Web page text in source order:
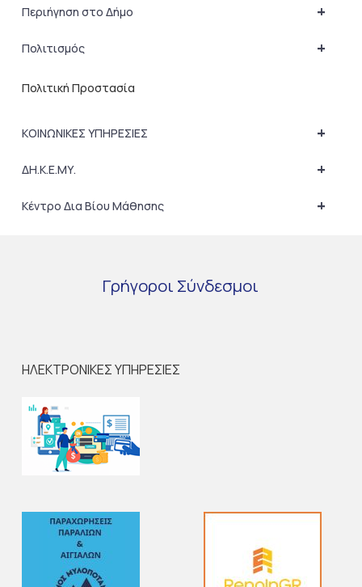
+
Περιήγηση στο Δήμο
+
Πολιτισμός
Πολιτική Προστασία
+
ΚΟΙΝΩΝΙΚΕΣ ΥΠΗΡΕΣΙΕΣ
+
ΔΗ.Κ.Ε.ΜΥ.
+
Κέντρο Δια Βίου Μάθησης
Γρήγοροι Σύνδεσμοι
ΗΛΕΚΤΡΟΝΙΚΕΣ ΥΠΗΡΕΣΙΕΣ